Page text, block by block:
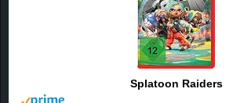
Splatoon Raiders